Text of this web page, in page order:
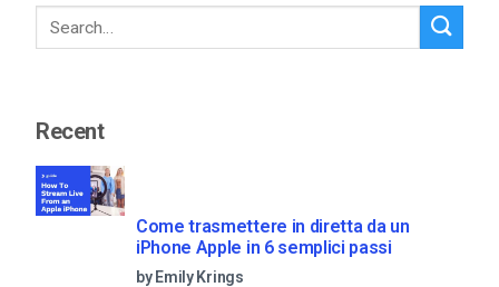
Recent
Come trasmettere in diretta da un
iPhone Apple in 6 semplici passi
by Emily Krings